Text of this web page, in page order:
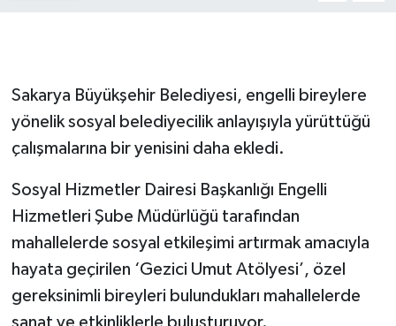
Sakarya Büyükşehir Belediyesi, engelli bireylere
yönelik sosyal belediyecilik anlayışıyla yürüttüğü
çalışmalarına bir yenisini daha ekledi.
Sosyal Hizmetler Dairesi Başkanlığı Engelli
Hizmetleri Şube Müdürlüğü tarafından
mahallelerde sosyal etkileşimi artırmak amacıyla
hayata geçirilen ‘Gezici Umut Atölyesi’, özel
gereksinimli bireyleri bulundukları mahallelerde